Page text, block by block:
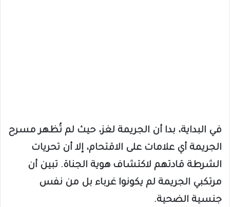
في البداية، بدا أن الجريمة لغز، حيث لم تُظهر مسرح
الجريمة أي علامات على الاقتحام، إلا أن تحريات
الشرطة قادتهم لاكتشاف هوية الجناة. تبين أن
مرتكبي الجريمة لم يكونوا غرباء بل من نفس
جنسية الضحية.